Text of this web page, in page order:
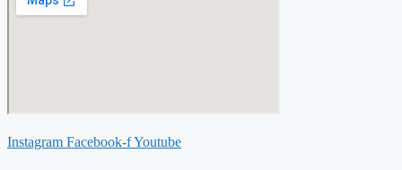
Instagram Facebook-fYoutube